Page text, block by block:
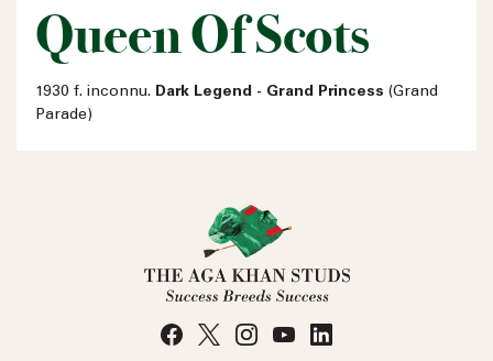
Queen Of Scots
1930 f. inconnu. Dark Legend - Grand Princess (Grand
Parade)